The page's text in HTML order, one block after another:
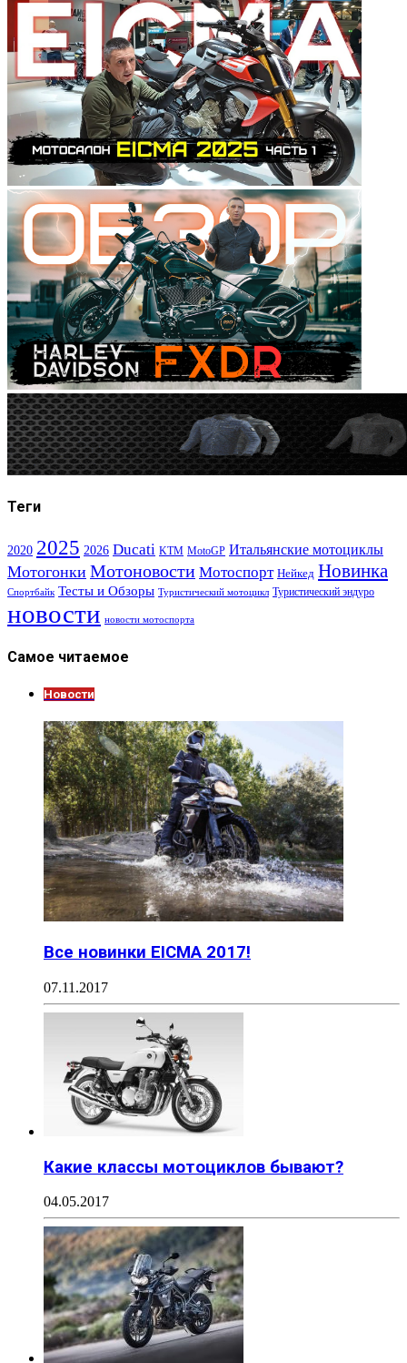
Теги
2020 2025 2026 Ducati KTM MotoGP Итальянские мотоциклы
Мотогонки Мотоновости Мотоспорт Нейкед Новинка
Спортбайк Тесты и Обзоры Туристический мотоцикл Туристический эндуро
новости новости мотоспорта
Самое читаемое
Новости
Все новинки EICMA 2017!
07.11.2017
Какие классы мотоциклов бывают?
04.05.2017